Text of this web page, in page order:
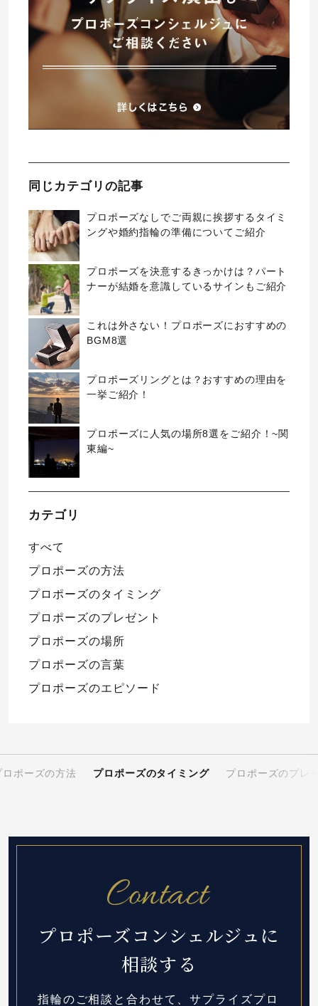
同じカテゴリの記事
プロポーズなしでご両親に挨拶するタイミ
ングや婚約指輪の準備についてご紹介
プロポーズを決意するきっかけは？パート
ナーが結婚を意識しているサインもご紹介
これは外さない！プロポーズにおすすめの
BGM8選
プロポーズリングとは？おすすめの理由を
一挙ご紹介！
プロポーズに人気の場所8選をご紹介！~関
東編~
カテゴリ
すべて
プロポーズの方法
プロポーズのタイミング
プロポーズのプレゼント
プロポーズの場所
プロポーズの言葉
プロポーズのエピソード
ロポーズの方法 プロポーズのタイミング プロポーズのプレ
プロポーズコンシェルジュに
相談する
指輪のご相談と合わせて、サプライズプロ